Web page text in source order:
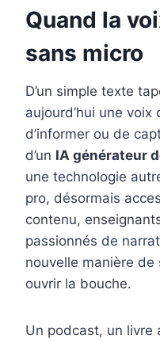
o
o
k
r
e
s
t
d
I
n
Quand la
sans micro
D’un simple texte
aujourd’hui une voix
d’informer ou de
d’un IA générateur
une technologie
pro, désormais
contenu,
passionnés de
nouvelle manière de
ouvrir la bouche.
Un podcast, un livre